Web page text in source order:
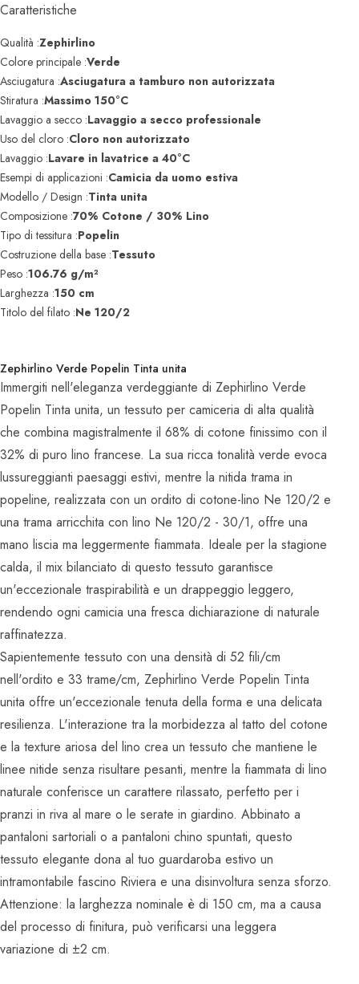
Caratteristiche
Qualità :Zephirlino
Colore principale :Verde
Asciugatura :Asciugatura a tamburo non autorizzata
Stiratura :Massimo 150°C
Lavaggio a secco :Lavaggio a secco professionale
Uso del cloro :Cloro non autorizzato
Lavaggio :Lavare in lavatrice a 40°C
Esempi di applicazioni :Camicia da uomo estiva
Modello / Design :Tinta unita
Composizione :70% Cotone / 30% Lino
Tipo di tessitura :Popelin
Costruzione della base :Tessuto
Peso :106.76 g/m²
Larghezza :150 cm
Titolo del filato :Ne 120/2
Zephirlino Verde Popelin Tinta unita
Immergiti nell'eleganza verdeggiante di Zephirlino Verde
Popelin Tinta unita, un tessuto per camiceria di alta qualità
che combina magistralmente il 68% di cotone finissimo con il
32% di puro lino francese. La sua ricca tonalità verde evoca
lussureggianti paesaggi estivi, mentre la nitida trama in
popeline, realizzata con un ordito di cotone-lino Ne 120/2 e
una trama arricchita con lino Ne 120/2 - 30/1, offre una
mano liscia ma leggermente fiammata. Ideale per la stagione
calda, il mix bilanciato di questo tessuto garantisce
un'eccezionale traspirabilità e un drappeggio leggero,
rendendo ogni camicia una fresca dichiarazione di naturale
raffinatezza.
Sapientemente tessuto con una densità di 52 fili/cm
nell'ordito e 33 trame/cm, Zephirlino Verde Popelin Tinta
unita offre un'eccezionale tenuta della forma e una delicata
resilienza. L'interazione tra la morbidezza al tatto del cotone
e la texture ariosa del lino crea un tessuto che mantiene le
linee nitide senza risultare pesanti, mentre la fiammata di lino
naturale conferisce un carattere rilassato, perfetto per i
pranzi in riva al mare o le serate in giardino. Abbinato a
pantaloni sartoriali o a pantaloni chino spuntati, questo
tessuto elegante dona al tuo guardaroba estivo un
intramontabile fascino Riviera e una disinvoltura senza sforzo.
Attenzione: la larghezza nominale è di 150 cm, ma a causa
del processo di finitura, può verificarsi una leggera
variazione di ±2 cm.